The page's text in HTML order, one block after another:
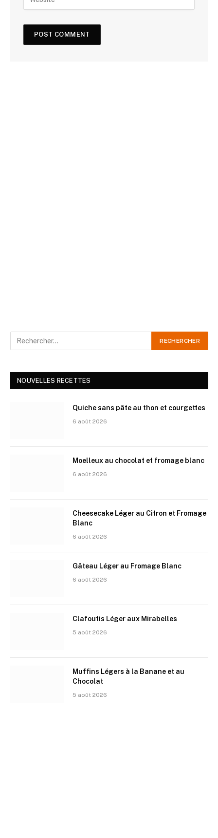
NOUVELLES RECETTES
Quiche sans pâte au thon et courgettes
6 août 2026
Moelleux au chocolat et fromage blanc
6 août 2026
Cheesecake Léger au Citron et Fromage
Blanc
6 août 2026
Gâteau Léger au Fromage Blanc
6 août 2026
Clafoutis Léger aux Mirabelles
5 août 2026
Muffins Légers à la Banane et au
Chocolat
5 août 2026